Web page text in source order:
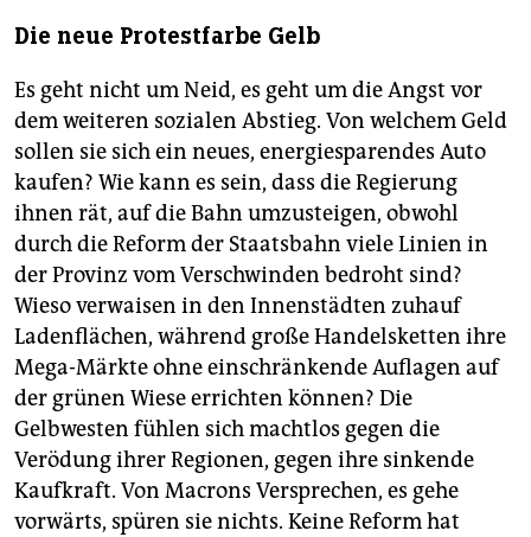
Die neue Protestfarbe Gelb
Es geht nicht um Neid, es geht um die Angst vor
dem weiteren sozialen Abstieg. Von welchem Geld
sollen sie sich ein neues, energiesparendes Auto
kaufen? Wie kann es sein, dass die Regierung
ihnen rät, auf die Bahn umzusteigen, obwohl
durch die Reform der Staatsbahn viele Linien in
der Provinz vom Verschwinden bedroht sind?
Wieso verwaisen in den Innenstädten zuhauf
Ladenflächen, während große Handelsketten ihre
Mega-Märkte ohne einschränkende Auflagen auf
der grünen Wiese errichten können? Die
Gelbwesten fühlen sich machtlos gegen die
Verödung ihrer Regionen, gegen ihre sinkende
Kaufkraft. Von Macrons Versprechen, es gehe
vorwärts, spüren sie nichts. Keine Reform hat